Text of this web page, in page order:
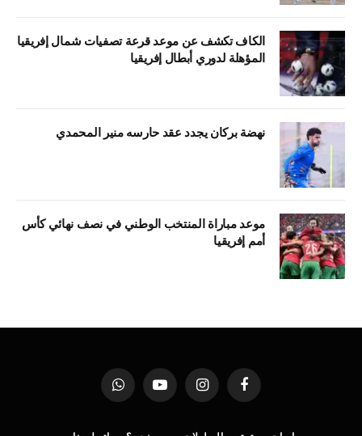
الكاف تكشف عن موعد قرعة تصفيات شمال إفريقيا
المؤهلة لدوري أبطال إفريقيا
نهضة بركان يجدد عقد حارسه منير المحمدي
موعد مباراة المنتخب الوطني في نصف نهائي كأس
أمم إفريقيا
فيسبوك الانستغراميوتيوب واتساب